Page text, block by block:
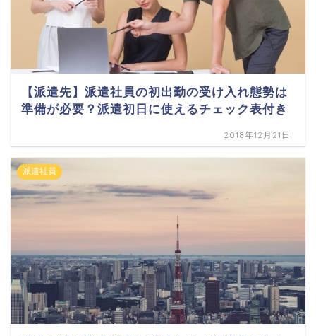
【派遣先】派遣社員の初出勤の受け入れ態勢は
準備が必要？派遣初日に使えるチェック表付き
2018年12月21日
派遣社員